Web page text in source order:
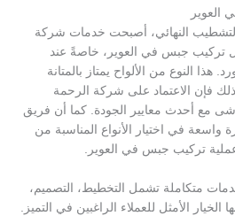
العوير
النهائي، أصبحت خدمات شركة
تركيب جبس في العوير، خاصةً عند
هذا النوع من الألواح يمتاز بالمتانة
فإن الاعتماد على شركة الرحمة
مع أحدث معايير الجودة. كما أن فريق
واسعة في اختيار الأنواع المناسبة من
عملية تركيب جبس في العوير.
متكاملة تشمل التخطيط، التصميم،
الخيار الأمثل للعملاء الراغبين في التميز.